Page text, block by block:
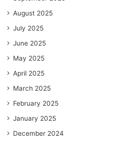
August 2025
July 2025
June 2025
May 2025
April 2025
March 2025
February 2025
January 2025
December 2024